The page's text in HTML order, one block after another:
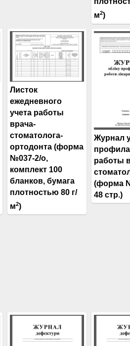
м2)
Листок
ежедневного
учета работы
врача-
стоматолога-
ортодонта (форма
№037-2/о,
комплект 100
бланков, бумага
плотностью 80 г/
м2)
Журнал
работы
(форма
48 стр.)